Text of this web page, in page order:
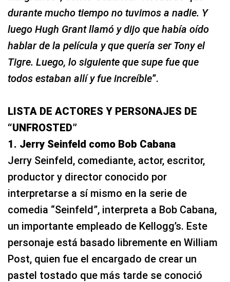
durante mucho tiempo no tuvimos a nadie. Y
luego Hugh Grant llamó y dijo que había oído
hablar de la película y que quería ser Tony el
Tigre. Luego, lo siguiente que supe fue que
todos estaban allí y fue increíble”.
LISTA DE ACTORES Y PERSONAJES DE
“UNFROSTED”
1. Jerry Seinfeld como Bob Cabana
Jerry Seinfeld, comediante, actor, escritor,
productor y director conocido por
interpretarse a sí mismo en la serie de
comedia “Seinfeld”, interpreta a Bob Cabana,
un importante empleado de Kellogg’s. Este
personaje está basado libremente en William
Post, quien fue el encargado de crear un
pastel tostado que más tarde se conoció